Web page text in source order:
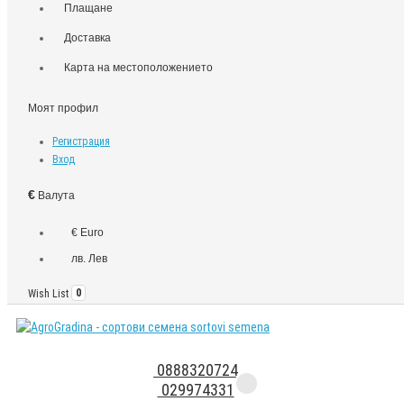
Плащане
Доставка
Карта на местоположението
Моят профил
Регистрация
Вход
€ Валута
€ Euro
лв. Лев
Wish List 0
0888320724
029974331